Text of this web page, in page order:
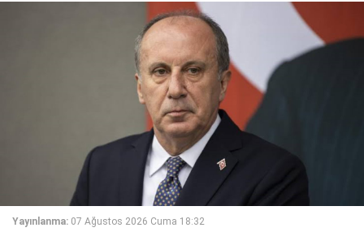
Yayınlanma: 07 Ağustos 2026 Cuma 18:32